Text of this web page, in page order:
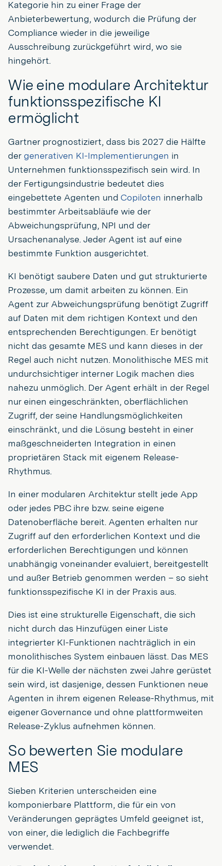
Kategorie hin zu einer Frage der
Anbieterbewertung, wodurch die Prüfung der
Compliance wieder in die jeweilige
Ausschreibung zurückgeführt wird, wo sie
hingehört.
Wie eine modulare Architektur
funktionsspezifische KI
ermöglicht
Gartner prognostiziert, dass bis 2027 die Hälfte
der generativen KI-Implementierungen in
Unternehmen funktionsspezifisch sein wird. In
der Fertigungsindustrie bedeutet dies
eingebettete Agenten und Copiloten innerhalb
bestimmter Arbeitsabläufe wie der
Abweichungsprüfung, NPI und der
Ursachenanalyse. Jeder Agent ist auf eine
bestimmte Funktion ausgerichtet.
KI benötigt saubere Daten und gut strukturierte
Prozesse, um damit arbeiten zu können. Ein
Agent zur Abweichungsprüfung benötigt Zugriff
auf Daten mit dem richtigen Kontext und den
entsprechenden Berechtigungen. Er benötigt
nicht das gesamte MES und kann dieses in der
Regel auch nicht nutzen. Monolithische MES mit
undurchsichtiger interner Logik machen dies
nahezu unmöglich. Der Agent erhält in der Regel
nur einen eingeschränkten, oberflächlichen
Zugriff, der seine Handlungsmöglichkeiten
einschränkt, und die Lösung besteht in einer
maßgeschneiderten Integration in einen
proprietären Stack mit eigenem Release-
Rhythmus.
In einer modularen Architektur stellt jede App
oder jedes PBC ihre bzw. seine eigene
Datenoberfläche bereit. Agenten erhalten nur
Zugriff auf den erforderlichen Kontext und die
erforderlichen Berechtigungen und können
unabhängig voneinander evaluiert, bereitgestellt
und außer Betrieb genommen werden – so sieht
funktionsspezifische KI in der Praxis aus.
Dies ist eine strukturelle Eigenschaft, die sich
nicht durch das Hinzufügen einer Liste
integrierter KI-Funktionen nachträglich in ein
monolithisches System einbauen lässt. Das MES
für die KI-Welle der nächsten zwei Jahre gerüstet
sein wird, ist dasjenige, dessen Funktionen neue
Agenten in ihrem eigenen Release-Rhythmus, mit
eigener Governance und ohne plattformweiten
Release-Zyklus aufnehmen können.
So bewerten Sie modulare
MES
Sieben Kriterien unterscheiden eine
komponierbare Plattform, die für ein von
Veränderungen geprägtes Umfeld geeignet ist,
von einer, die lediglich die Fachbegriffe
verwendet.